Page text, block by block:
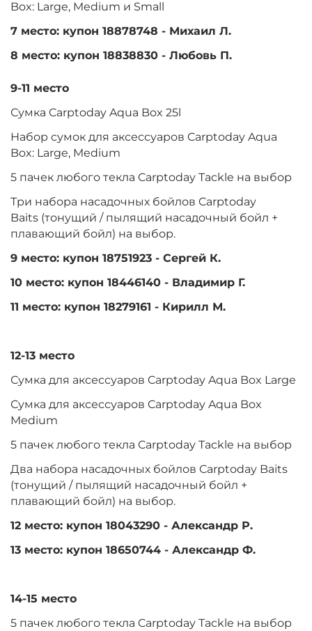
Box: Large, Medium и Small
7 место: купон 18878748 - Михаил Л.
8 место: купон 18838830 - Любовь П.
9-11 место
Сумка Carptoday Aqua Box 25l
Набор сумок для аксессуаров Carptoday Aqua
Box: Large, Medium
5 пачек любого текла Carptoday Tackle на выбор
Три набора насадочных бойлов Carptoday
Baits (тонущий / пылящий насадочный бойл +
плавающий бойл) на выбор.
9 место: купон 18751923 - Сергей К.
10 место: купон 18446140 - Владимир Г.
11 место: купон 18279161 - Кирилл М.
12-13 место
Сумка для аксессуаров Carptoday Aqua Box Large
Сумка для аксессуаров Carptoday Aqua Box
Medium
5 пачек любого текла Carptoday Tackle на выбор
Два набора насадочных бойлов Carptoday Baits
(тонущий / пылящий насадочный бойл +
плавающий бойл) на выбор.
12 место: купон 18043290 - Александр Р.
13 место: купон 18650744 - Александр Ф.
14-15 место
5 пачек любого текла Carptoday Tackle на выбор